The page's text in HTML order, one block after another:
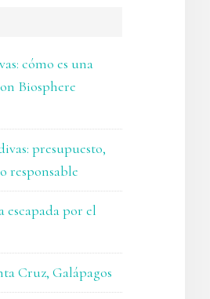
cómo es una
Biosphere
presupuesto,
responsable
escapada por el
Cruz, Galápagos